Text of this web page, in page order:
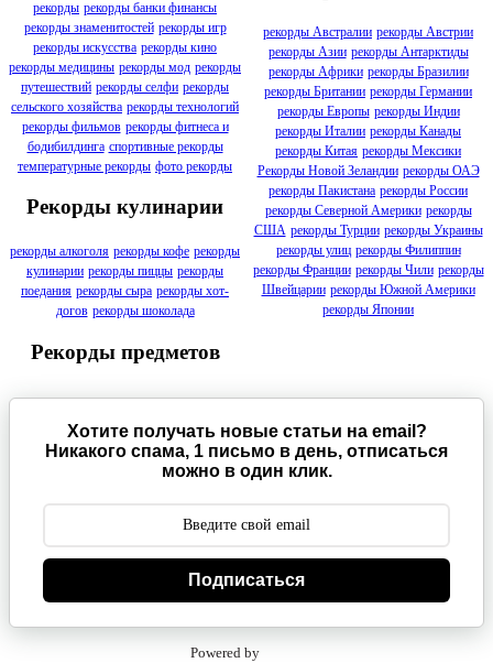
рекорды рекорды банки финансы
рекорды знаменитостей рекорды игр
рекорды искусства рекорды кино
рекорды медицины рекорды мод рекорды
путешествий рекорды селфи рекорды
сельского хозяйства рекорды технологий
рекорды фильмов рекорды фитнеса и
бодибилдинга спортивные рекорды
температурные рекорды фото рекорды
Рекорды кулинарии
рекорды алкоголя рекорды кофе рекорды
кулинарии рекорды пиццы рекорды
поедания рекорды сыра рекорды хот-
догов рекорды шоколада
Рекорды предметов
рекорды Австралии рекорды Австрии
рекорды Азии рекорды Антарктиды
рекорды Африки рекорды Бразилии
рекорды Британии рекорды Германии
рекорды Европы рекорды Индии
рекорды Италии рекорды Канады
рекорды Китая рекорды Мексики
Рекорды Новой Зеландии рекорды ОАЭ
рекорды Пакистана рекорды России
рекорды Северной Америки рекорды
США рекорды Турции рекорды Украины
рекорды улиц рекорды Филиппин
рекорды Франции рекорды Чили рекорды
Швейцарии рекорды Южной Америки
рекорды Японии
Хотите получать новые статьи на email?
Никакого спама, 1 письмо в день, отписаться
можно в один клик.
Подписаться
Powered by